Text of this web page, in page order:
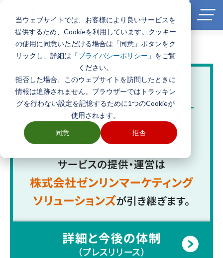
当ウェブサイトでは、お客様により良いサービスを
提供するため、Cookieを利用しています。クッキー
の使用に同意いただける場合は「同意」ボタンをク
リックし、詳細は 「プライバシーポリシー」 をご覧
ください。
拒否した場合、このウェブサイトを訪問したときに
情報は追跡されません。ブラウザーではトラッキン
グを行わない設定を記憶するために1つのCookieが
使用されます。
同意 拒否
ホーム> 製品とサービス一覧>エリアマーケティングGISソフト
TerraMapシリーズ